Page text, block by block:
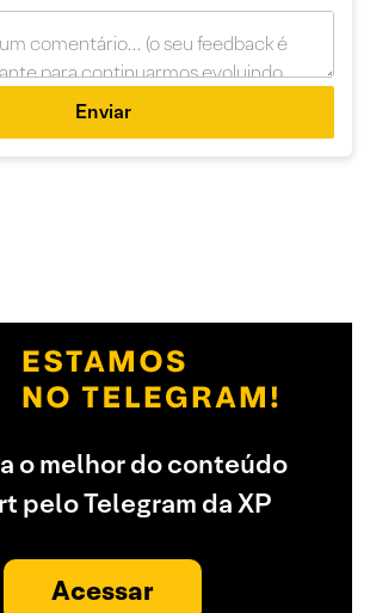
Enviar
o melhor do conteúdo
pelo Telegram da XP
Acessar